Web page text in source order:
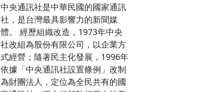
中央通訊社是中華民國的國家通訊
社，是台灣最具影響力的新聞媒
體。 經歷組織改造，1973年中央
社改組為股份有限公司，以企業方
式經營；隨著民主化發展，1996年
依據「中央通訊社設置條例」改制
為財團法人，定位為全民共有的國